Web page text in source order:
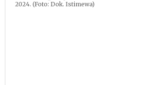
2024. (Foto: Dok. Istimewa)